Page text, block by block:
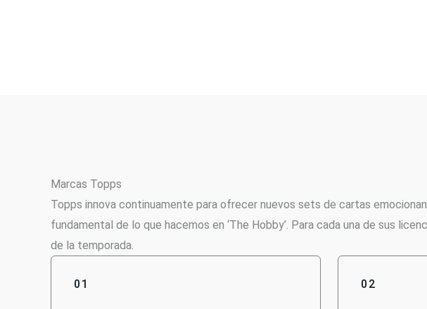
Marcas Topps
Topps innova continuamente para ofrecer nuevos sets de cartas
fundamental de lo que hacemos en ‘The Hobby’. Para cada una de sus
de la temporada.
01 02